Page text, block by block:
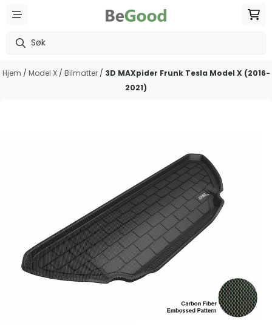
Hopp til innhold
Hjem / Model X / Bilmatter / 3D MAXpider Frunk Tesla Model X (2016-
2021)